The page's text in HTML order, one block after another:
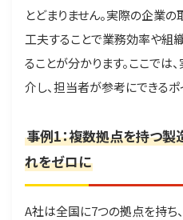
とどまりません。実際の企業
工夫することで業務効率や組
ることが分かります。ここでは
介し、担当者が参考にできるポ
事例1：複数拠点を持つ
れをゼロに
A社は全国に7つの拠点を持ち